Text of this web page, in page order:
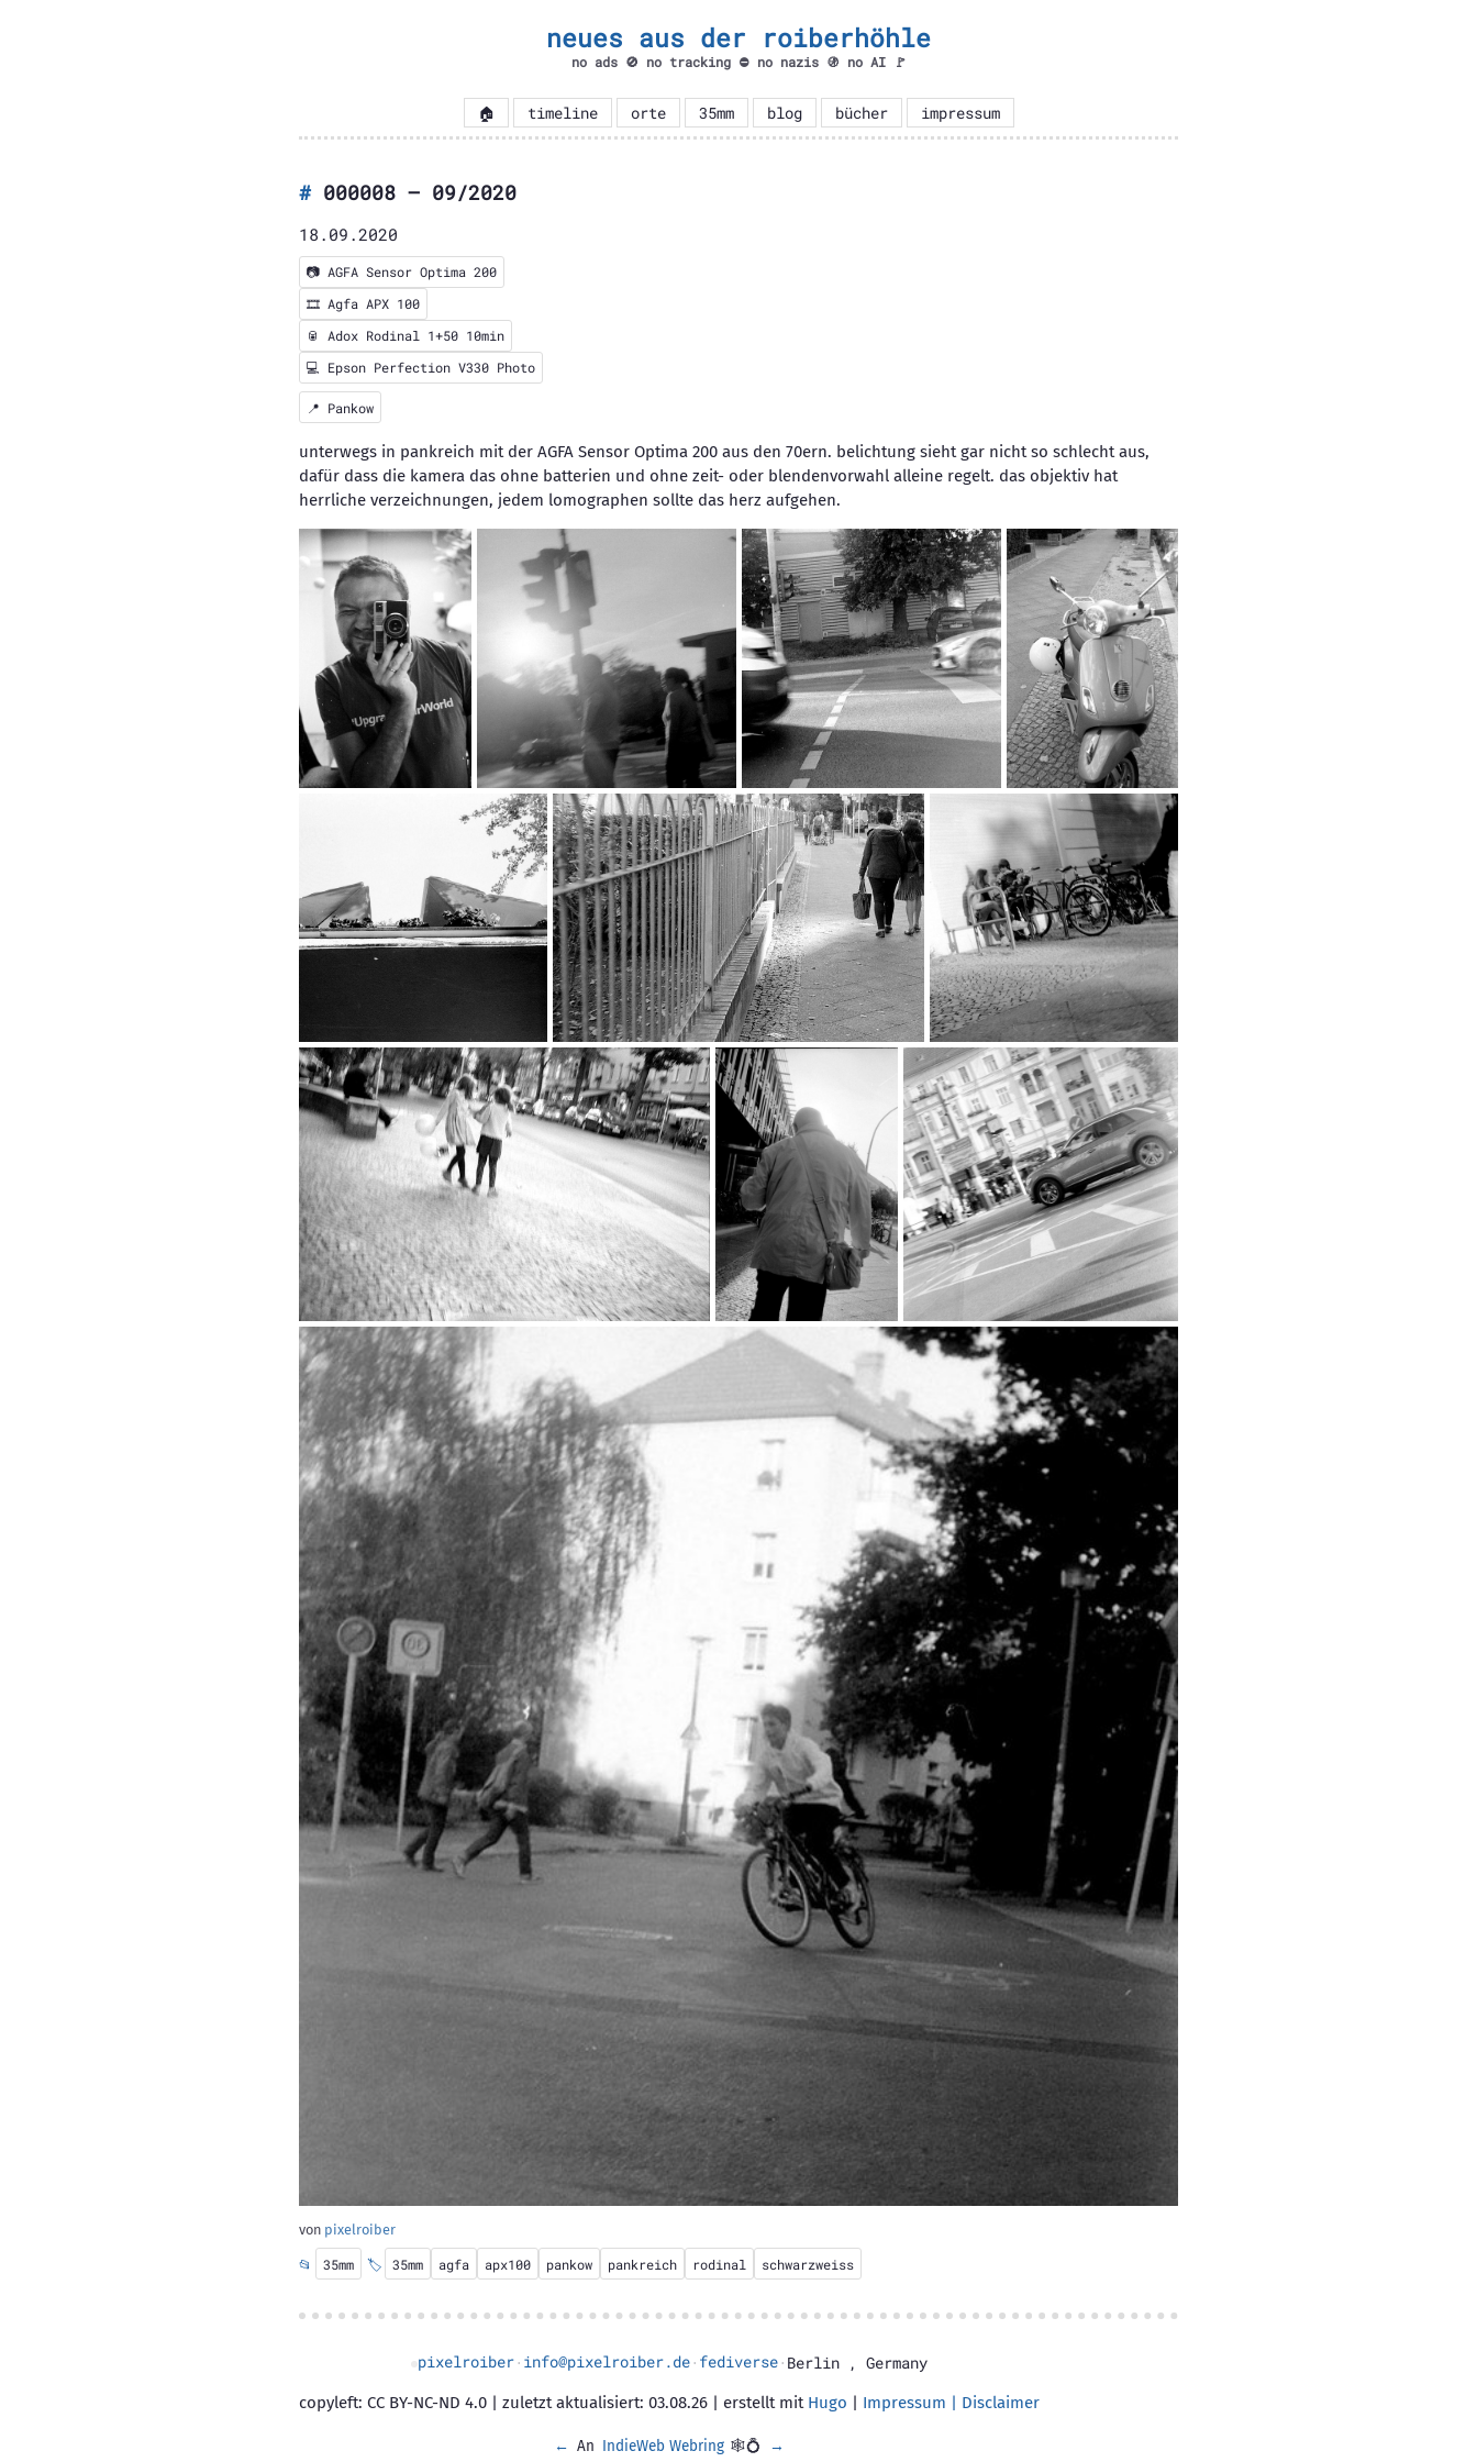
neues aus der roiberhöhle
no ads 🚫 no tracking ⛔ no nazis 🚯 no AI 🚩
🏠 timeline orte 35mm blog bücher impressum
000008 – 09/2020
18.09.2020
📷 AGFA Sensor Optima 200
🎞️ Agfa APX 100
🥫 Adox Rodinal 1+50 10min
💻 Epson Perfection V330 Photo
📍 Pankow
unterwegs in pankreich mit der AGFA Sensor Optima 200 aus den 70ern. belichtung sieht gar nicht so schlecht aus,
dafür dass die kamera das ohne batterien und ohne zeit- oder blendenvorwahl alleine regelt. das objektiv hat
herrliche verzeichnungen, jedem lomographen sollte das herz aufgehen.
von pixelroiber
📂 35mm 🏷️ 35mm agfa apx100 pankow pankreich rodinal schwarzweiss
pixelroiber· info@pixelroiber.de· fediverse· Berlin , Germany
copyleft: CC BY-NC-ND 4.0 | zuletzt aktualisiert: 03.08.26 | erstellt mit Hugo | Impressum | Disclaimer
← An IndieWeb Webring 🕸💍 →